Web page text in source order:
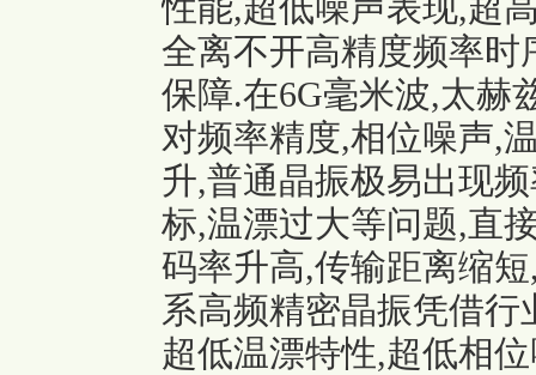
性能,超低噪声表现,超
全离不开高精度频率
保障.在6G毫米波,太赫
对频率精度,相位噪声,
升,普通晶振极易出现
标,温漂过大等问题,直
码率升高,传输距离缩
系高频精密晶振凭借
超低温漂特性,超低相